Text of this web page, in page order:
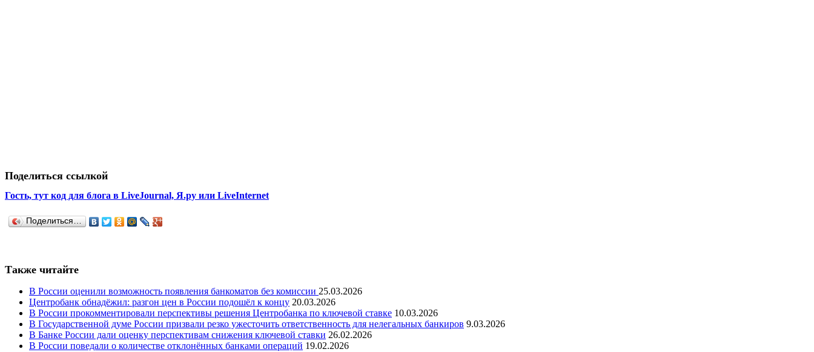
Поделиться ссылкой
Гость, тут код для блога в LiveJournal, Я.ру или LiveInternet
Поделиться…
Также читайте
В России оценили возможность появления банкоматов без комиссии 25.03.2026
Центробанк обнадёжил: разгон цен в России подошёл к концу 20.03.2026
В России прокомментировали перспективы решения Центробанка по ключевой ставке 10.03.2026
В Государственной думе России призвали резко ужесточить ответственность для нелегальных банкиров 9.03.2026
В Банке России дали оценку перспективам снижения ключевой ставки 26.02.2026
В России поведали о количестве отклонённых банками операций 19.02.2026